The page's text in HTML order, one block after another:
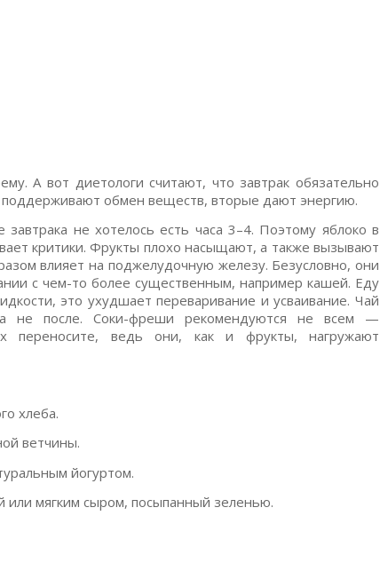
А вот диетологи считают, что завтрак обязательно
обмен веществ, вторые дают энергию.
не хотелось есть часа 3–4. Поэтому яблоко в
критики. Фрукты плохо насыщают, а также вызывают
влияет на поджелудочную железу. Безусловно, они
с чем-то более существенным, например кашей. Еду
это ухудшает переваривание и усваивание. Чай
после. Соки-фреши рекомендуются не всем —
переносите, ведь они, как и фрукты, нагружают
хлеба.
ветчины.
йогуртом.
или мягким сыром, посыпанный зеленью.